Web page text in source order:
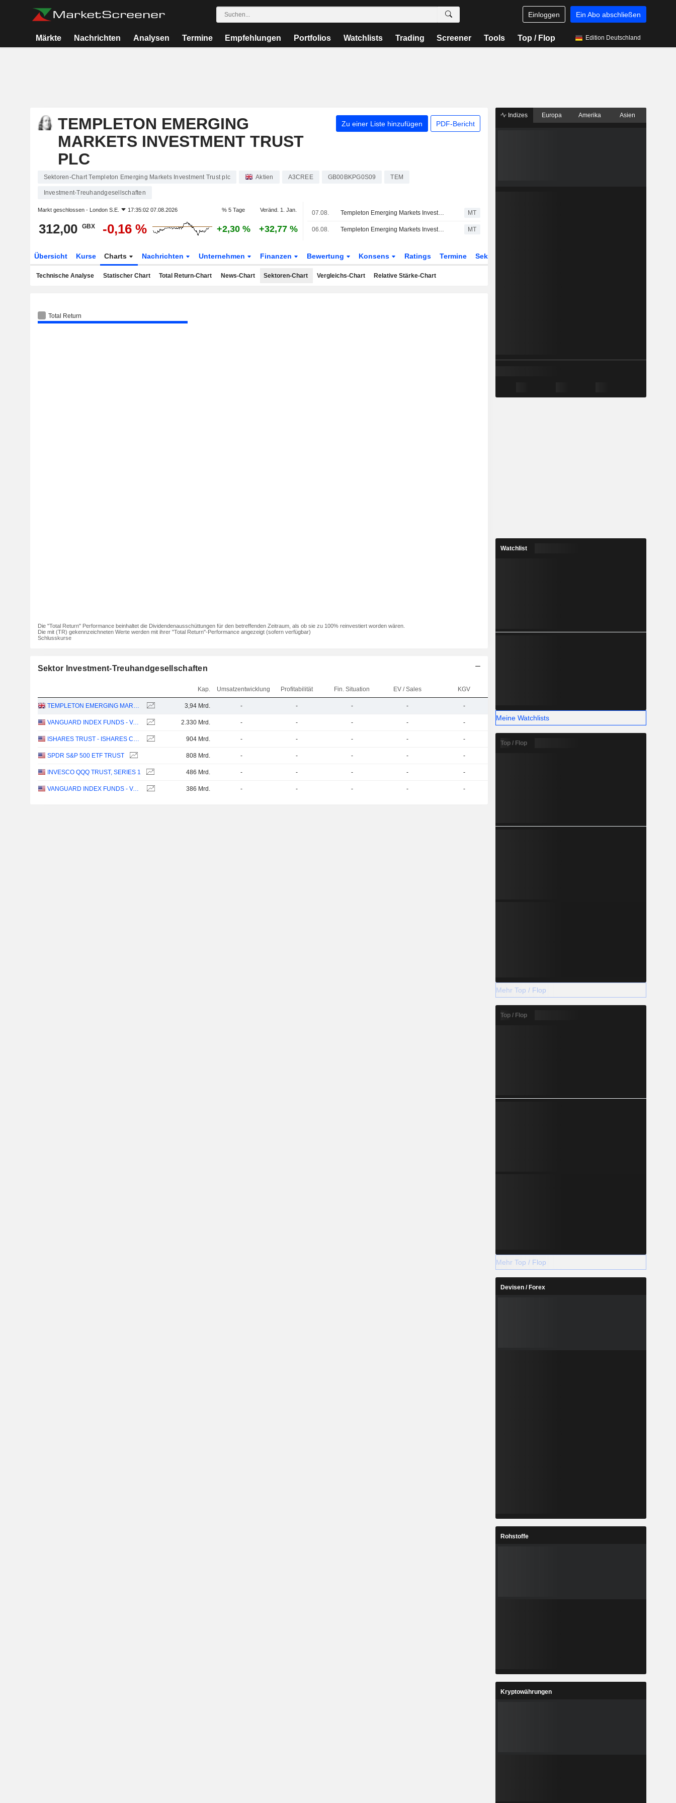
Einloggen Ein Abo abschließen
Märkte Nachrichten Analysen Termine Empfehlungen Portfolios Watchlists Trading Screener Tools Top / Flop Edition Deutschland
TEMPLETON EMERGING
MARKETS INVESTMENT TRUST
PLC
Zu einer Liste hinzufügen PDF-Bericht
Sektoren-Chart Templeton Emerging Markets Investment Trust plc Aktien A3CREE GB00BKPG0S09 TEM
Investment-Treuhandgesellschaften
Markt geschlossen - London S.E. 17:35:02 07.08.2026 % 5 Tage Veränd. 1. Jan.
312,00 GBX -0,16 % +2,30 % +32,77 %
07.08. Templeton Emerging Markets Investment Trust meldet Nettoinventarwert MT
06.08. Templeton Emerging Markets Investment Trust meldet Nettoinventarwerte MT
Übersicht Kurse Charts Nachrichten Unternehmen Finanzen Bewertung Konsens Ratings Termine Sektor
Technische Analyse Statischer Chart Total Return-Chart News-Chart Sektoren-Chart Vergleichs-Chart Relative Stärke-Chart
Total Return
Die "Total Return" Performance beinhaltet die Dividendenausschüttungen für den betreffenden Zeitraum, als ob sie zu 100% reinvestiert worden wären.
Die mit (TR) gekennzeichneten Werte werden mit ihrer "Total Return"-Performance angezeigt (sofern verfügbar)
Schlusskurse
Sektor Investment-Treuhandgesellschaften
Kap. Umsatzentwicklung Profitabilität Fin. Situation EV / Sales KGV
TEMPLETON EMERGING MARKETS INVESTMENT TRUST PLC 3,94 Mrd. - - - - -
VANGUARD INDEX FUNDS - VANGUARD TOTAL STOCK MARKET ETF 2.330 Mrd. - - - - -
ISHARES TRUST - ISHARES CORE S&P 500 ETF 904 Mrd. - - - - -
SPDR S&P 500 ETF TRUST 808 Mrd. - - - - -
INVESCO QQQ TRUST, SERIES 1 486 Mrd. - - - - -
VANGUARD INDEX FUNDS - VANGUARD GROWTH ETF 386 Mrd. - - - - -
Indizes Europa Amerika Asien
Watchlist
Meine Watchlists
Top / Flop
Mehr Top / Flop
Top / Flop
Mehr Top / Flop
Devisen / Forex
Rohstoffe
Kryptowährungen